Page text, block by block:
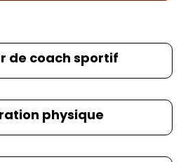
de coach sportif
physique